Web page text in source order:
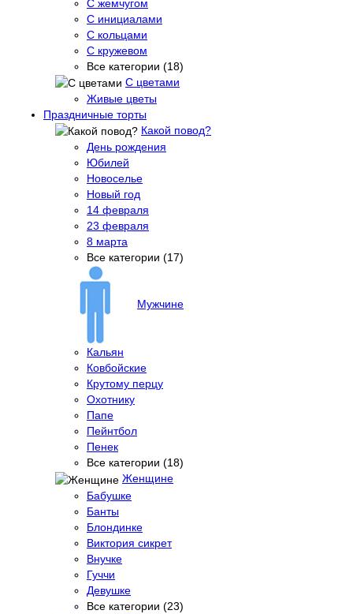
С жемчугом
С инициалами
С кольцами
С кружевом
Все категории (18)
С цветами
Живые цветы
Праздничные торты
Какой повод?
День рождения
Юбилей
Новоселье
Новый год
14 февраля
23 февраля
8 марта
Все категории (17)
Мужчине
Кальян
Ковбойские
Крутому перцу
Охотнику
Папе
Пейнтбол
Пенек
Все категории (18)
Женщине
Бабушке
Банты
Блондинке
Виктория сикрет
Внучке
Гуччи
Девушке
Все категории (23)